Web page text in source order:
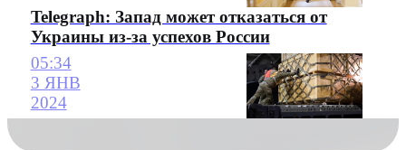
Telegraph: Запад может отказаться от
Украины из-за успехов России
05:34
3 ЯНВ
2024